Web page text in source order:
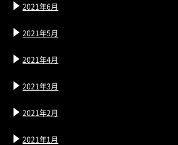
2021年6月
2021年5月
2021年4月
2021年3月
2021年2月
2021年1月